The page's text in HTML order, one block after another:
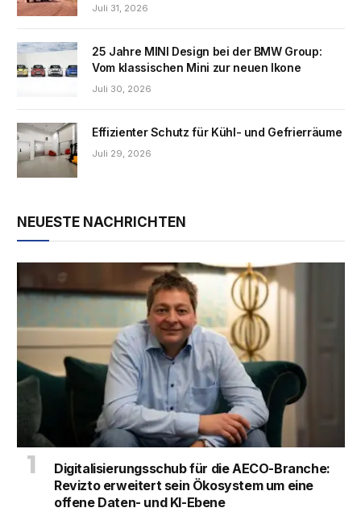
Juli 31, 2026
25 Jahre MINI Design bei der BMW Group:
Vom klassischen Mini zur neuen Ikone
Juli 30, 2026
Effizienter Schutz für Kühl- und Gefrierräume
Juli 29, 2026
NEUESTE NACHRICHTEN
Digitalisierungsschub für die AECO-Branche:
Revizto erweitert sein Ökosystem um eine
offene Daten- und KI-Ebene